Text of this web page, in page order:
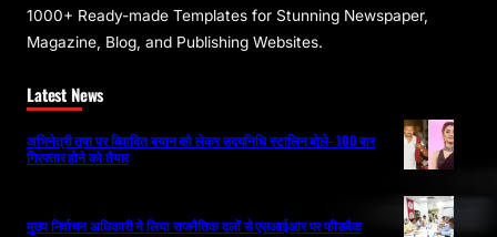
1000+ Ready-made Templates for Stunning Newspaper,
Magazine, Blog, and Publishing Websites.
Latest News
अभिनेत्री तृषा पर विवादित बयान को लेकर उदयनिधि स्टालिन बोले- 100 बार
गिरफ्तार होने को तैयार
मुख्य निर्वाचन अधिकारी ने लिया राजनैतिक दलों से एसआईआर पर फीडबैक